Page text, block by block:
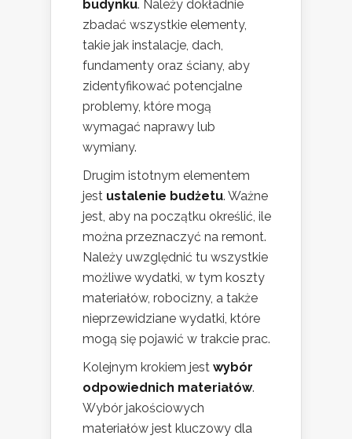
budynku. Należy dokładnie
zbadać wszystkie elementy,
takie jak instalacje, dach,
fundamenty oraz ściany, aby
zidentyfikować potencjalne
problemy, które mogą
wymagać naprawy lub
wymiany.
Drugim istotnym elementem
jest ustalenie budżetu. Ważne
jest, aby na początku określić, ile
można przeznaczyć na remont.
Należy uwzględnić tu wszystkie
możliwe wydatki, w tym koszty
materiałów, robocizny, a także
nieprzewidziane wydatki, które
mogą się pojawić w trakcie prac.
Kolejnym krokiem jest wybór
odpowiednich materiałów.
Wybór jakościowych
materiałów jest kluczowy dla